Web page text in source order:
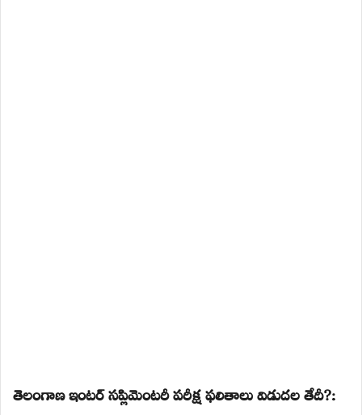
తెలంగాణ ఇంటర్ సప్లిమెంటరీ పరీక్ష ఫలితాలు విడుదల తేదీ?: